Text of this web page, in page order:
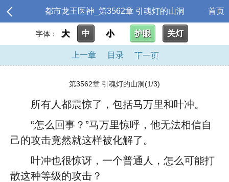
都市龙王医神_第3562章 引魂灯的山洞 首页
字体： 大 中 小 护眼 关灯
上一章 目录 下一页
第3562章 引魂灯的山洞(1/3)
所有人都震惊了，包括马万里和叶冲。
“怎么回事？”马万里惊呼，他无法相信自
己的攻击竟然就这样被化解了。
叶冲也很惊讶，一个普通人，怎么可能打
散这种等级的攻击？